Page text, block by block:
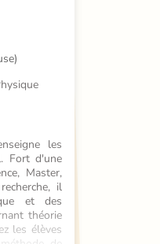
les
Fort d'une
Master,
il
et des
théorie
les élèves